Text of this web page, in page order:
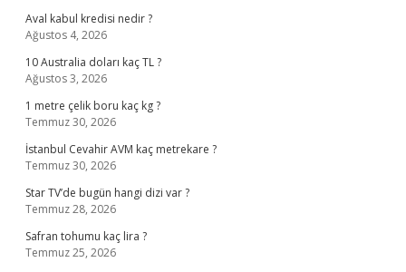
Aval kabul kredisi nedir ?
Ağustos 4, 2026
10 Australia doları kaç TL ?
Ağustos 3, 2026
1 metre çelik boru kaç kg ?
Temmuz 30, 2026
İstanbul Cevahir AVM kaç metrekare ?
Temmuz 30, 2026
Star TV’de bugün hangi dizi var ?
Temmuz 28, 2026
Safran tohumu kaç lira ?
Temmuz 25, 2026